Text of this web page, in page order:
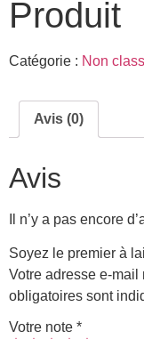
Produit
Catégorie : Non
Avis (0)
Avis
Il n’y a pas encore
Soyez le premier à
Votre adresse e-
obligatoires sont
Votre note *